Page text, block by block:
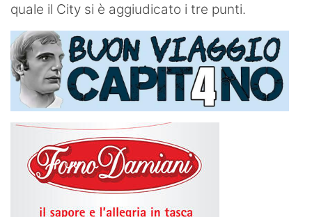
quale il City si è aggiudicato i tre punti.